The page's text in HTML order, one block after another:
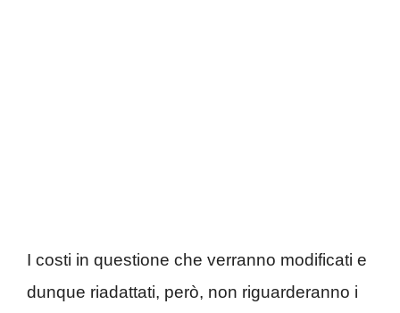
I costi in questione che verranno modificati e
dunque riadattati, però, non riguarderanno i